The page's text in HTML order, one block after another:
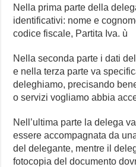
Nella prima parte della
identificativi: nome e
codice fiscale, Partita Iva. ù
Nella seconda parte i dati
e nella terza parte va
deleghiamo, precisando
o servizi vogliamo abbia
Nell’ultima parte la delega
essere accompagnata da
del delegante, mentre il
fotocopia del documento